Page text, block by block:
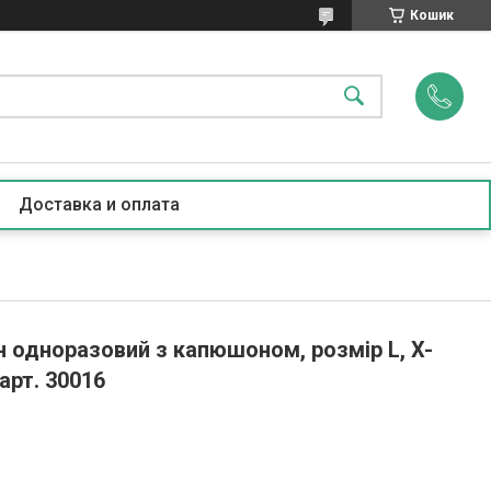
Кошик
Доставка и оплата
одноразовий з капюшоном, розмір L, X-
30016